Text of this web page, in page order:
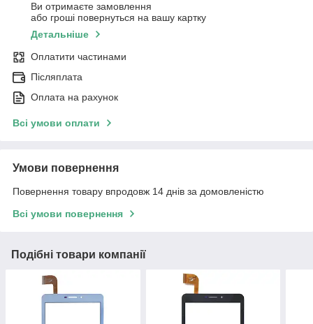
Ви отримаєте замовлення
або гроші повернуться на вашу картку
Детальніше
Оплатити частинами
Післяплата
Оплата на рахунок
Всі умови оплати
Умови повернення
Повернення товару впродовж 14 днів за домовленістю
Всі умови повернення
Подібні товари компанії